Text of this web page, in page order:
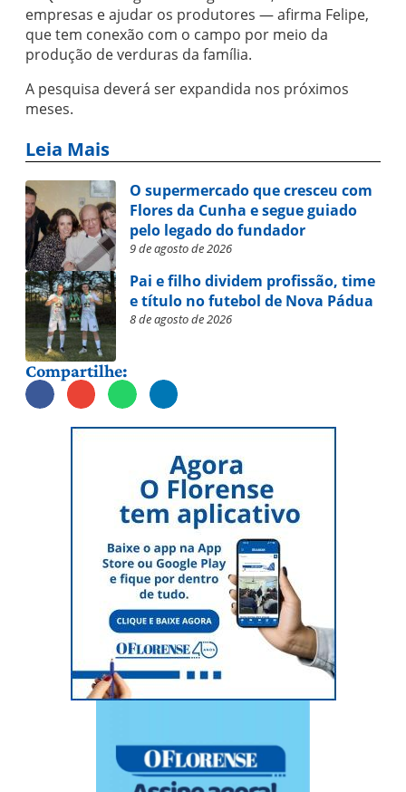
empresas e ajudar os produtores — afirma Felipe,
que tem conexão com o campo por meio da
produção de verduras da família.
A pesquisa deverá ser expandida nos próximos
meses.
Leia Mais
O supermercado que cresceu com
Flores da Cunha e segue guiado
pelo legado do fundador
9 de agosto de 2026
Pai e filho dividem profissão, time
e título no futebol de Nova Pádua
8 de agosto de 2026
Compartilhe: